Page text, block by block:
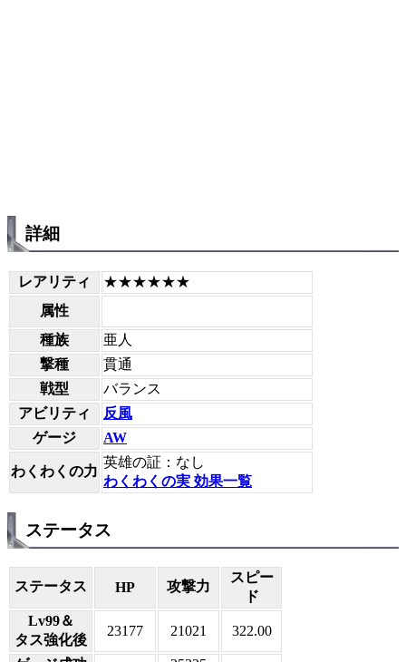
詳細
レアリティ
★★★★★★
属性
種族
亜人
撃種
貫通
戦型
バランス
アビリティ
反風
ゲージ
AW
わくわくの力
英雄の証：なし
わくわくの実 効果一覧
ステータス
ステータス HP 攻撃力
スピー
ド
Lv99＆
タス強化後
23177 21021 322.00